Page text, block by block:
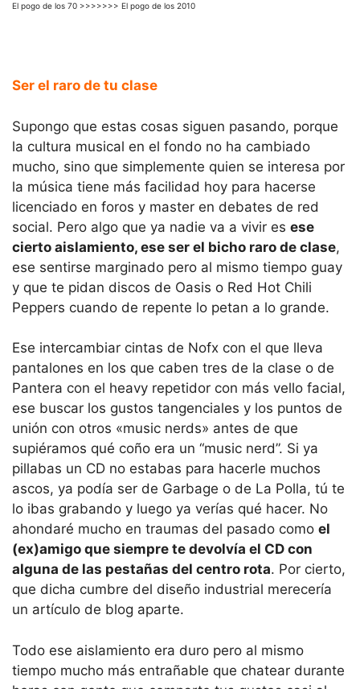
El pogo de los 70 >>>>>>> El pogo de los 2010
Ser el raro de tu clase
Supongo que estas cosas siguen pasando, porque
la cultura musical en el fondo no ha cambiado
mucho, sino que simplemente quien se interesa por
la música tiene más facilidad hoy para hacerse
licenciado en foros y master en debates de red
social. Pero algo que ya nadie va a vivir es ese
cierto aislamiento, ese ser el bicho raro de clase,
ese sentirse marginado pero al mismo tiempo guay
y que te pidan discos de Oasis o Red Hot Chili
Peppers cuando de repente lo petan a lo grande.
Ese intercambiar cintas de Nofx con el que lleva
pantalones en los que caben tres de la clase o de
Pantera con el heavy repetidor con más vello facial,
ese buscar los gustos tangenciales y los puntos de
unión con otros «music nerds» antes de que
supiéramos qué coño era un “music nerd”. Si ya
pillabas un CD no estabas para hacerle muchos
ascos, ya podía ser de Garbage o de La Polla, tú te
lo ibas grabando y luego ya verías qué hacer. No
ahondaré mucho en traumas del pasado como el
(ex)amigo que siempre te devolvía el CD con
alguna de las pestañas del centro rota. Por cierto,
que dicha cumbre del diseño industrial merecería
un artículo de blog aparte.
Todo ese aislamiento era duro pero al mismo
tiempo mucho más entrañable que chatear durante